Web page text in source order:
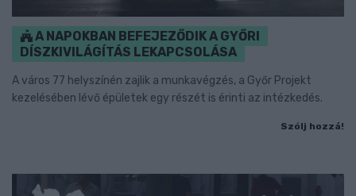
A NAPOKBAN BEFEJEZŐDIK A GYŐRI
DÍSZKIVILÁGÍTÁS LEKAPCSOLÁSA
A város 77 helyszínén zajlik a munkavégzés, a Győr Projekt
kezelésében lévő épületek egy részét is érinti az intézkedés.
Szólj hozzá!